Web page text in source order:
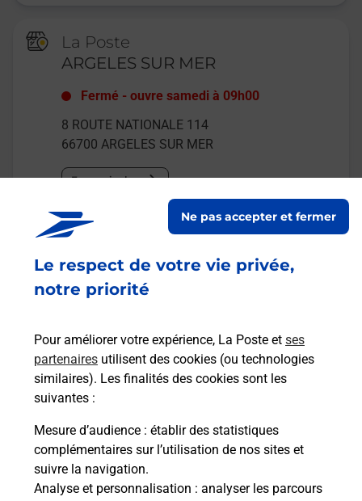
Le respect de votre vie privée,
notre priorité
Pour améliorer votre expérience, La Poste et ses
partenaires utilisent des cookies (ou technologies
similaires). Les finalités des cookies sont les
suivantes :
Mesure d’audience : établir des statistiques
complémentaires sur l’utilisation de nos sites et
suivre la navigation.
Analyse et personnalisation : analyser les parcours
Ne pas accepter et fermer
La Poste
ARGELES SUR MER
Fermé -ouvre samedi à 09h00
8 ROUTE NATIONALE 114
66700 ARGELES SUR MER
En savoir plus
Malin !
La Poste
en ligne
Ouvert 24h/24
En savoir plus
Recherchez un autre point de contact